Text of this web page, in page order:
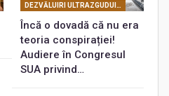
DEZVĂLUIRI ULTRAZGUDUITOARE REFERITOARE LA PLANURILE FRANCMASONERIEI MONDIALE
Încă o dovadă că nu era
teoria conspirației!
Audiere în Congresul
SUA privind…